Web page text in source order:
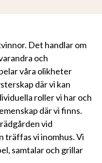
Det handlar om
och
våra olikheter
där vi kan
roller vi har och
där vi finns.
vid
träffas vi inomhus. Vi
samtalar och grillar